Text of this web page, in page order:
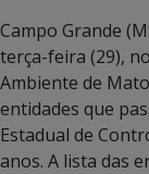
Campo Grande
terça-feira (29),
Ambiente de
entidades que
Estadual de
anos. A lista das